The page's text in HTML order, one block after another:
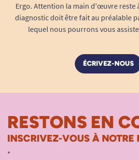
Ergo. Attention la main d'œuvre reste
diagnostic doit être fait au préalable
lequel nous pourrons vous
ÉCRIVEZ-NOUS
RESTONS EN
INSCRIVEZ-VOUS À NOTRE
*